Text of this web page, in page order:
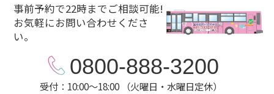
事前予約で22時までご相談可能!
お気軽にお問い合わせくださ
い。
0800-888-3200
受付：10:00～18:00 （火曜日・水曜日定休）